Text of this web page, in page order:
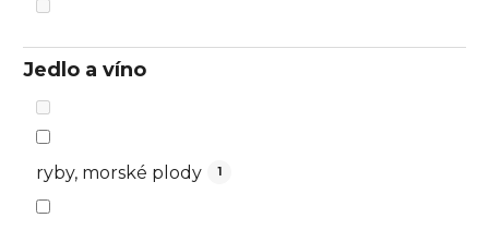
Jedlo a víno
ryby, morské plody 1